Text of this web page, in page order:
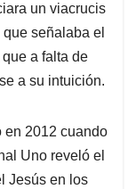
un viacrucis
señalaba el
a falta de
a su intuición.
en 2012 cuando
Uno reveló el
Jesús en los